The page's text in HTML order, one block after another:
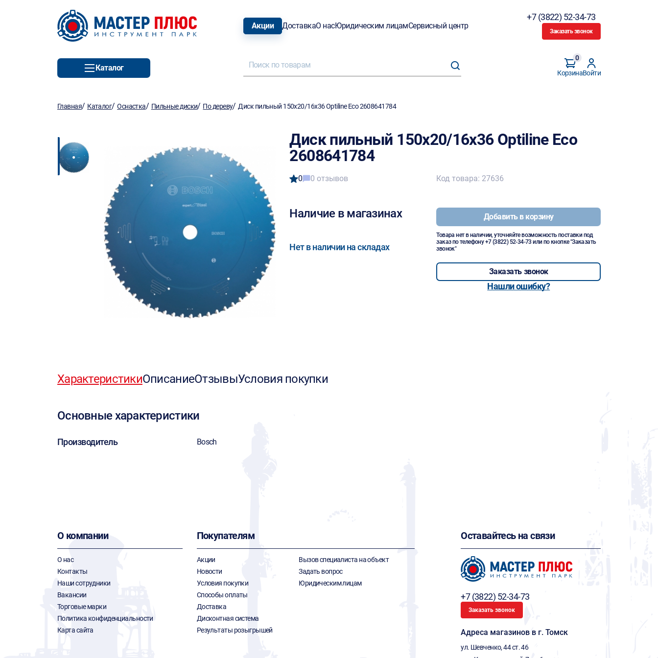
Акции ДоставкаО насЮридическим лицамСервисный центр
+7 (3822) 52-34-73
Заказать звонок
Каталог
Корзина
0
Войти
Главная/ Каталог/Оснастка/ Пильные диски/ По дереву/Диск пильный 150х20/16x36 Optiline Eco 2608641784
Диск пильный 150х20/16x36 Optiline Eco
2608641784
0 0 отзывов
Наличие в магазинах
Нет в наличии на складах
Код товара: 27636
Добавить в корзину
Товара нет в наличии, уточняйте возможность поставки под
заказ по телефону+7 (3822) 52-34-73 или по кнопке "Заказать
звонок"
Заказать звонок
Нашли ошибку?
ХарактеристикиОписаниеОтзывыУсловия покупки
Основные характеристики
Производитель Bosch
О компании
О нас
Контакты
Наши сотрудники
Вакансии
Торговые марки
Политика конфиденциальности
Карта сайта
Покупателям
Акции
Новости
Условия покупки
Способы оплаты
Доставка
Дисконтная система
Результаты розыгрышей
Вызов специалиста на объект
Задать вопрос
Юридическим лицам
Оставайтесь на связи
+7 (3822) 52-34-73
Заказать звонок
Адреса магазинов в г. Томск
ул. Шевченко, 44 ст. 46